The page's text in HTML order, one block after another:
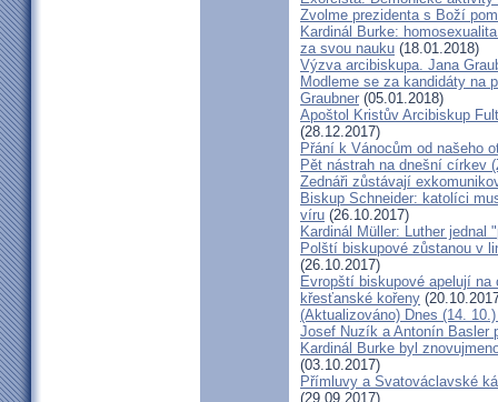
Zvolme prezidenta s Boží
Kardinál Burke:
za svou nauku (18.01.2018)
Výzva arcibiskupa. Jana
Modleme se za kandidáty na
Graubner (05.01.2018)
Apoštol Kristův Arcibiskup
(28.12.2017)
Přání k Vánocům od našeho
Pět nástrah na dnešní církev
Zednáři zůstávají
Biskup Schneider: katolíci
víru (26.10.2017)
Kardinál Müller: Luther jednal
Polští biskupové zůstanou v
(26.10.2017)
Evropští biskupové apelují
křesťanské kořeny
(Aktualizováno) Dnes (14.
Josef Nuzík a Antonín Basler
Kardinál Burke byl
(03.10.2017)
Přímluvy a Svatováclavské
(29.09.2017)